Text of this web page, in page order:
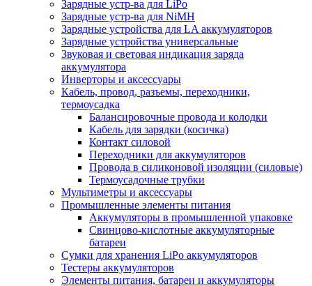
Зарядные устр-ва для LiPo
Зарядные устр-ва для NiMH
Зарядные устройства для LA аккумуляторов
Зарядные устройства универсальные
Звуковая и световая индикация заряда
аккумулятора
Инверторы и аксессуары
Кабель, провод, разъемы, переходники,
термоусадка
Балансировочные провода и колодки
Кабель для зарядки (косичка)
Контакт силовой
Переходники для аккумуляторов
Провода в силиконовой изоляции (силовые)
Термоусадочные трубки
Мультиметры и аксессуары
Промышленные элементы питания
Аккумуляторы в промышленной упаковке
Свинцово-кислотные аккумуляторные
батареи
Сумки для хранения LiPo аккумуляторов
Тестеры аккумуляторов
Элементы питания, батареи и аккумуляторы